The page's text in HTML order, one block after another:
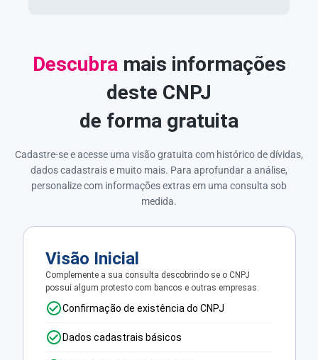
Descubra mais informações
deste CNPJ
de forma gratuita
Cadastre-se e acesse uma visão gratuita com histórico de dívidas,
dados cadastrais e muito mais. Para aprofundar a análise,
personalize com informações extras em uma consulta sob
medida.
Visão Inicial
Complemente a sua consulta descobrindo se o CNPJ
possui algum protesto com bancos e outras empresas.
Confirmação de existência do CNPJ
Dados cadastrais básicos